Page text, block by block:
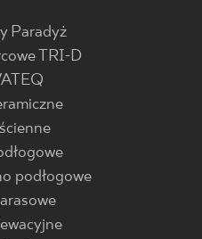
Paradyż
TRI-D
podłogowe